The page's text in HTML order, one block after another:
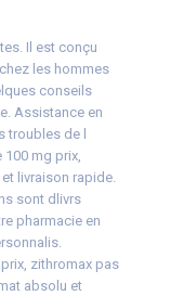
Il est conçu
chez les hommes
conseils
Assistance en
troubles de l
mg prix,
livraison rapide.
sont dlivrs
pharmacie en
zithromax pas
absolu et